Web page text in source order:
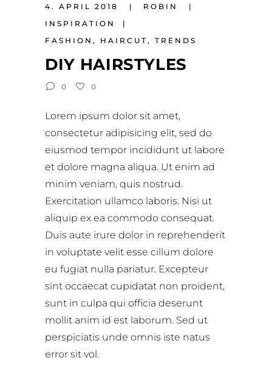
4. APRIL 2018
ROBIN
INSPIRATION
FASHION , HAIRCUT , TRENDS
DIY HAIRSTYLES
0 0
Lorem ipsum dolor sit amet,
consectetur adipisicing elit, sed do
eiusmod tempor incididunt ut labore
et dolore magna aliqua. Ut enim ad
minim veniam, quis nostrud.
Exercitation ullamco laboris. Nisi ut
aliquip ex ea commodo consequat.
Duis aute irure dolor in reprehenderit
in voluptate velit esse cillum dolore
eu fugiat nulla pariatur. Excepteur
sint occaecat cupidatat non proident,
sunt in culpa qui officia deserunt
mollit anim id est laborum. Sed ut
perspiciatis unde omnis iste natus
error sit vol.